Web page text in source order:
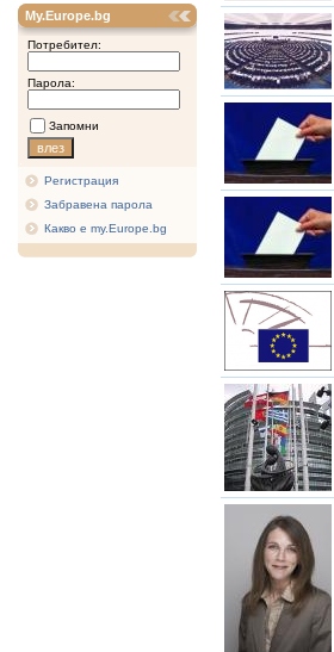
My.Europe.bg
Потребител:
Парола:
Запомни
Регистрация
Забравена парола
Какво е my.Europe.bg